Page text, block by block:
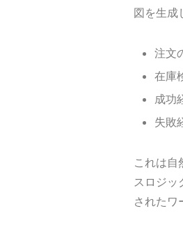
図を生成
注文
在庫
成功
失敗
これは自
スロジッ
されたワ